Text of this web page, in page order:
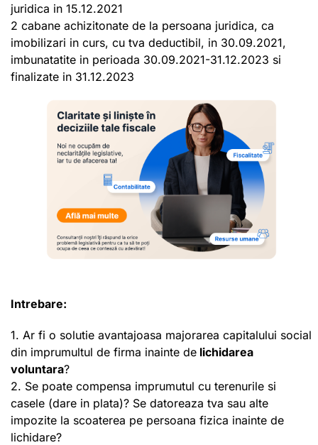
juridica in 15.12.2021
2 cabane achizitonate de la persoana juridica, ca
imobilizari in curs, cu tva deductibil, in 30.09.2021,
imbunatatite in perioada 30.09.2021-31.12.2023 si
finalizate in 31.12.2023
Intrebare:
1. Ar fi o solutie avantajoasa majorarea capitalului social
din imprumultul de firma inainte de lichidarea
voluntara?
2. Se poate compensa imprumutul cu terenurile si
casele (dare in plata)? Se datoreaza tva sau alte
impozite la scoaterea pe persoana fizica inainte de
lichidare?